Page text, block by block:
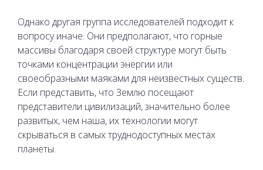
Однако другая группа исследователей подходит к
вопросу иначе. Они предполагают, что горные
массивы благодаря своей структуре могут быть
точками концентрации энергии или
своеобразными маяками для неизвестных существ.
Если представить, что Землю посещают
представители цивилизаций, значительно более
развитых, чем наша, их технологии могут
скрываться в самых труднодоступных местах
планеты.